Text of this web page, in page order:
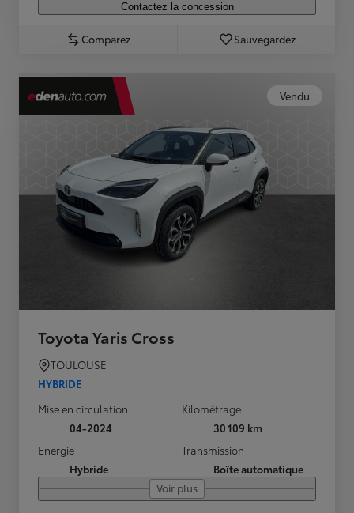
Contactez la concession
Comparez Sauvegardez
Vendu
Toyota Yaris Cross
TOULOUSE
HYBRIDE
Mise en circulation
04-2024
Kilométrage
30 109 km
Energie
Hybride
Transmission
Boîte automatique
Voir plus